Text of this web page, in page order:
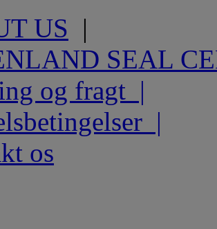
US |
SEAL
og fragt |
|
os